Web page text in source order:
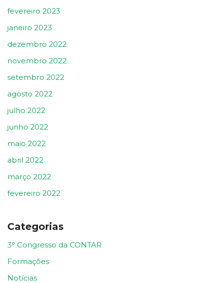
fevereiro 2023
janeiro 2023
dezembro 2022
novembro 2022
setembro 2022
agosto 2022
julho 2022
junho 2022
maio 2022
abril 2022
março 2022
fevereiro 2022
Categorias
3° Congresso da CONTAR
Formações
Notícias